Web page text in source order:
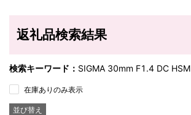
返礼品検索結果
検索キーワード： SIGMA 30mm F1.4 DC HSM
在庫ありのみ表示
並び替え